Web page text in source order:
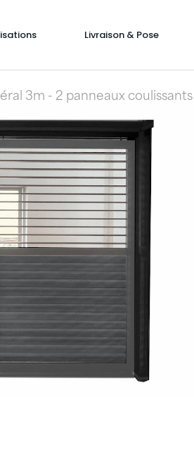
Livraison & Pose
3m - 2 panneaux